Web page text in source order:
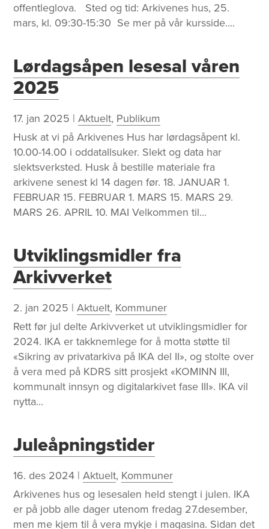
offentleglova. Sted og tid: Arkivenes hus, 25.
mars, kl. 09:30-15:30 Se mer på vår kursside....
Lørdagsåpen lesesal våren
2025
17. jan 2025 |Aktuelt, Publikum
Husk at vi på Arkivenes Hus har lørdagsåpent kl.
10.00-14.00 i oddatallsuker. Slekt og data har
slektsverksted. Husk å bestille materiale fra
arkivene senest kl 14 dagen før. 18. JANUAR 1.
FEBRUAR 15. FEBRUAR 1. MARS 15. MARS 29.
MARS 26. APRIL 10. MAI Velkommen til...
Utviklingsmidler fra
Arkivverket
2. jan 2025 |Aktuelt, Kommuner
Rett før jul delte Arkivverket ut utviklingsmidler for
2024. IKA er takknemlege for å motta støtte til
«Sikring av privatarkiva på IKA del II», og stolte over
å vera med på KDRS sitt prosjekt «KOMINN III,
kommunalt innsyn og digitalarkivet fase III». IKA vil
nytta...
Juleåpningstider
16. des 2024 |Aktuelt, Kommuner
Arkivenes hus og lesesalen held stengt i julen. IKA
er på jobb alle dager utenom fredag 27.desember,
men me kjem til å vera mykje i magasina. Sidan det